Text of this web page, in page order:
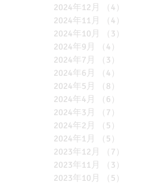
2024年12月
（4）
2024年11月
（4）
2024年10月
（3）
2024年9月
（4）
2024年7月
（3）
2024年6月
（4）
2024年5月
（8）
2024年4月
（6）
2024年3月
（7）
2024年2月
（5）
2024年1月
（5）
2023年12月
（7）
2023年11月
（3）
2023年10月
（5）